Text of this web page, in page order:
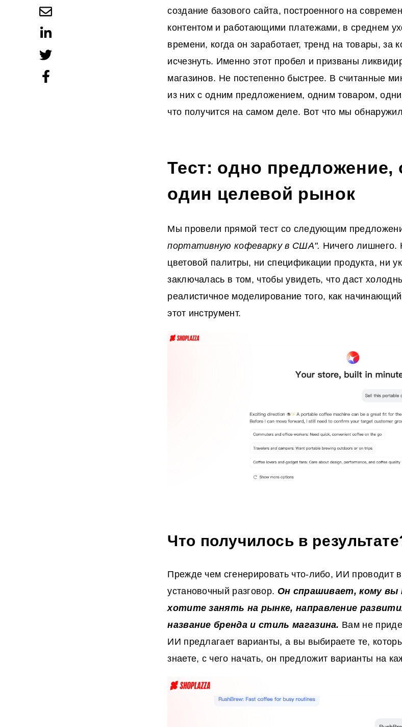
создание базового сайта, построенного на
контентом и работающими платежами, в среднем
времени, когда он заработает, тренд на товары, за
исчезнуть. Именно этот пробел и призваны
магазинов. Не постепенно быстрее. В считанные
из них с одним предложением, одним товаром,
что получится на самом деле. Вот что мы
Тест: одно предложение,
один целевой рынок
Мы провели прямой тест со следующим
портативную кофеварку в США". Ничего лишнего.
цветовой палитры, ни спецификации продукта, ни
заключалась в том, чтобы увидеть, что даст
реалистичное моделирование того, как
этот инструмент.
Что получилось в
Прежде чем сгенерировать что-либо, ИИ проводит
установочный разговор. Он спрашивает, кому вы
хотите занять на рынке, направление
название бренда и стиль магазина. Вам не
ИИ предлагает варианты, а вы выбираете те,
знаете, с чего начать, он предложит варианты на